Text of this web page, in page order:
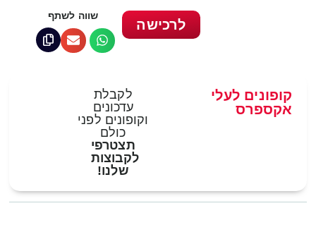
שווה לשתף
לרכישה
לקבלת
עדכונים
וקופונים לפני
כולם
תצטרפי
לקבוצות
שלנו!
קופונים לעלי
אקספרס